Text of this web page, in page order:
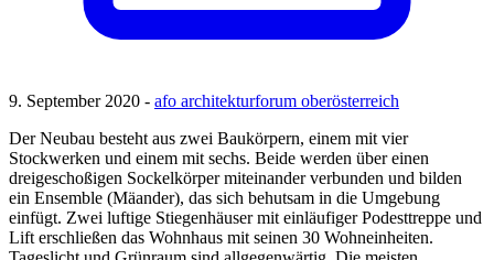
9. September 2020 - afo architekturforum oberösterreich
Der Neubau besteht aus zwei Baukörpern, einem mit vier
Stockwerken und einem mit sechs. Beide werden über einen
dreigeschoßigen Sockelkörper miteinander verbunden und bilden
ein Ensemble (Mäander), das sich behutsam in die Umgebung
einfügt. Zwei luftige Stiegenhäuser mit einläufiger Podesttreppe und
Lift erschließen das Wohnhaus mit seinen 30 Wohneinheiten.